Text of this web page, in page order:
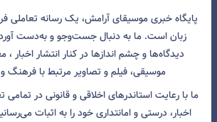
پایگاه خبری موسیقای آرامش، یک رسانه تعاملی
زبان است. ما به دنبال جست‌و‌جو و به‌دست
دیدگاه‌ها و چشم انداز‌ها در کنار انتشار اخبار ،
موسیقی، فیلم و تصاویر مرتبط با فرهنگ
ما با رعایت استاندرهای اخلاقی و قانونی در تمامی
اخبار، درستی و امانتداری خود را به اثبات